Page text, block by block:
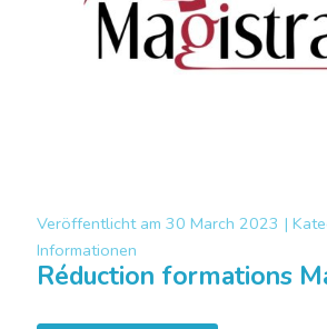
Veröffentlicht am 30 March 2023 |
Informationen
Réduction formations